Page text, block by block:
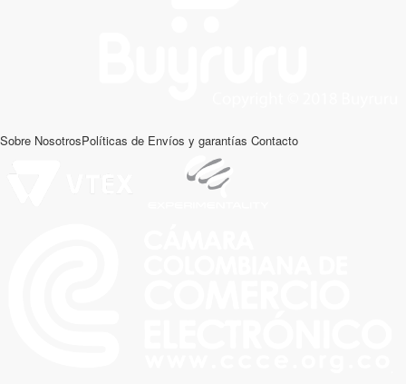
Sobre NosotrosPolíticas de Envíos y garantías Contacto